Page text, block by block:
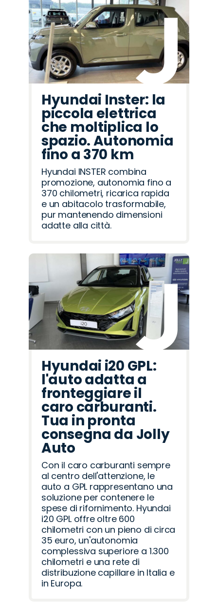
Hyundai Inster: la
piccola elettrica
che moltiplica lo
spazio. Autonomia
fino a 370 km
Hyundai INSTER combina
promozione, autonomia fino a
370 chilometri, ricarica rapida
e un abitacolo trasformabile,
pur mantenendo dimensioni
adatte alla città.
Hyundai i20 GPL:
l'auto adatta a
fronteggiare il
caro carburanti.
Tua in pronta
consegna da Jolly
Auto
Con il caro carburanti sempre
al centro dell'attenzione, le
auto a GPL rappresentano una
soluzione per contenere le
spese di rifornimento. Hyundai
i20 GPL offre oltre 600
chilometri con un pieno di circa
35 euro, un'autonomia
complessiva superiore a 1.300
chilometri e una rete di
distribuzione capillare in Italia e
in Europa.